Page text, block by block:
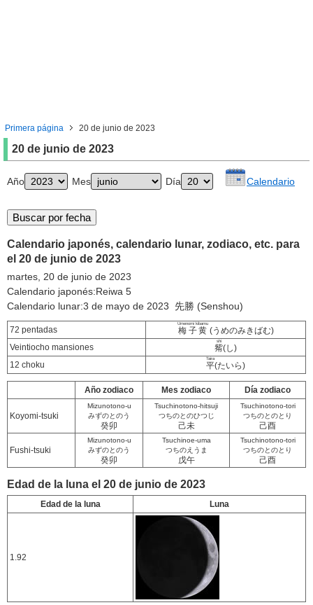
Primera página 20 de junio de 2023
20 de junio de 2023
Año Mes Día Calendario
Calendario japonés, calendario lunar, zodiaco, etc. para
el 20 de junio de 2023
martes, 20 de junio de 2023
Calendario japonés:Reiwa 5
Calendario lunar:3 de mayo de 2023 先勝 (Senshou)
72 pentadas 梅子黄
Umenomi kibamu
(うめのみきばむ)
Veintiocho mansiones
觜
shi
(し)
12 choku
平
Taira
(たいら)
Año zodiaco Mes zodiaco Día zodiaco
Koyomi-tsuki
Mizunotono-u
みずのとのう
癸卯
Tsuchinotono-hitsuji
つちのとのひつじ
己未
Tsuchinotono-tori
つちのとのとり
己酉
Fushi-tsuki
Mizunotono-u
みずのとのう
癸卯
Tsuchinoe-uma
つちのえうま
戊午
Tsuchinotono-tori
つちのとのとり
己酉
Edad de la luna el 20 de junio de 2023
Edad de la luna Luna
1.92